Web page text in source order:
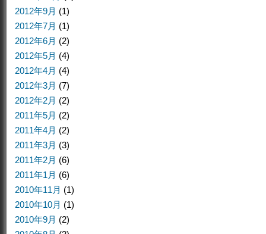
2012年9月 (1)
2012年7月 (1)
2012年6月 (2)
2012年5月 (4)
2012年4月 (4)
2012年3月 (7)
2012年2月 (2)
2011年5月 (2)
2011年4月 (2)
2011年3月 (3)
2011年2月 (6)
2011年1月 (6)
2010年11月 (1)
2010年10月 (1)
2010年9月 (2)